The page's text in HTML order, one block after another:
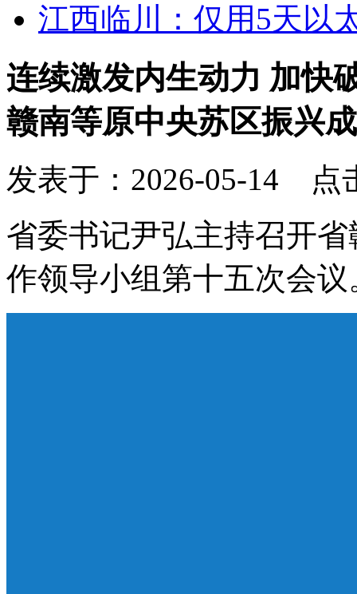
江西临川：仅用5天以
连续激发内生动力 加快
赣南等原中央苏区振兴
发表于：2026-05-14 点
省委书记尹弘主持召开
作领导小组第十五次会议